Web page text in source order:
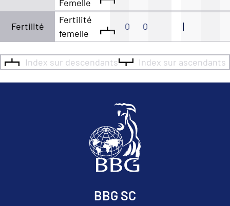
Femelle
Fertilité
Fertilité
femelle
0 0
Index sur descendants Index sur ascendants
BBG SC